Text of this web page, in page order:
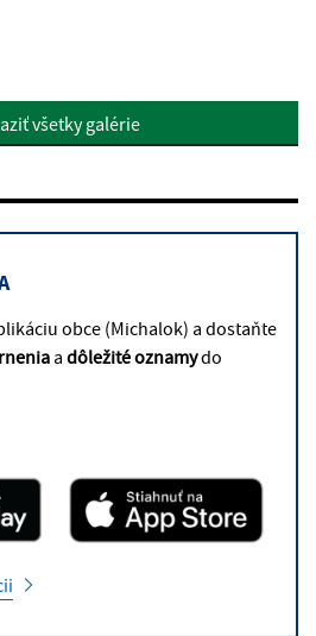
všetky galérie
obce (Michalok) a dostaňte
a dôležité oznamydo